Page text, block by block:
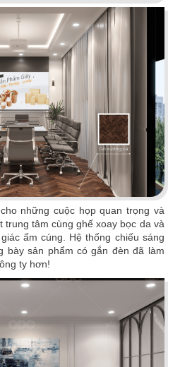
KITAPIDA
phòng Kitapida vừa hiện đại
Văn phòng mở cho một
gắn kết giữa mọi người.
Chi tiết
TY WRAPIOUS
với gam màu xanh trẻ
kết phá cách tạo nên một
những cuộc họp quan trọng và
trung tâm cùng ghế xoay bọc da và
ấm cúng. Hệ thống chiếu sáng
bày sản phẩm có gắn đèn đã làm
ty hơn!